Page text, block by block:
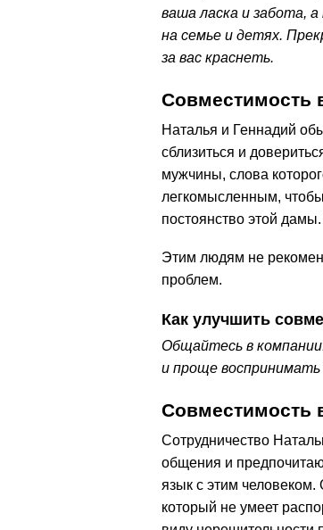
ваша ласка и забота,
на семье и детях.
за вас краснеть.
Совместимость
Наталья и Геннадий
сблизиться и
мужчины, слова
легкомысленным,
постоянство этой
Этим людям не
проблем.
Как улучшить
Общайтесь в
и проще
Совместимость
Сотрудничество
общения и
язык с этим
который не умеет